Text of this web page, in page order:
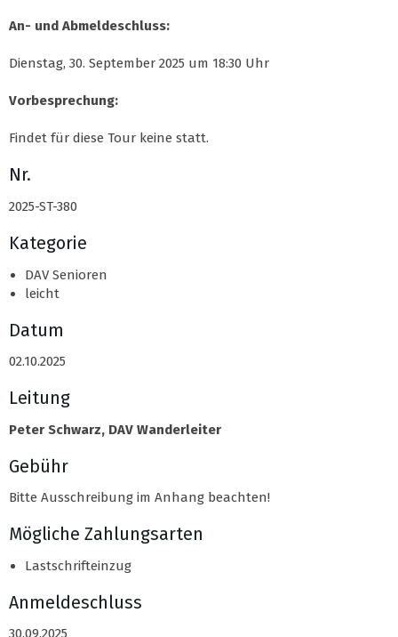
An- und Abmeldeschluss:
Dienstag, 30. September 2025 um 18:30 Uhr
Vorbesprechung:
Findet für diese Tour keine statt.
Nr.
2025-ST-380
Kategorie
DAV Senioren
leicht
Datum
02.10.2025
Leitung
Peter Schwarz, DAV Wanderleiter
Gebühr
Bitte Ausschreibung im Anhang beachten!
Mögliche Zahlungsarten
Lastschrifteinzug
Anmeldeschluss